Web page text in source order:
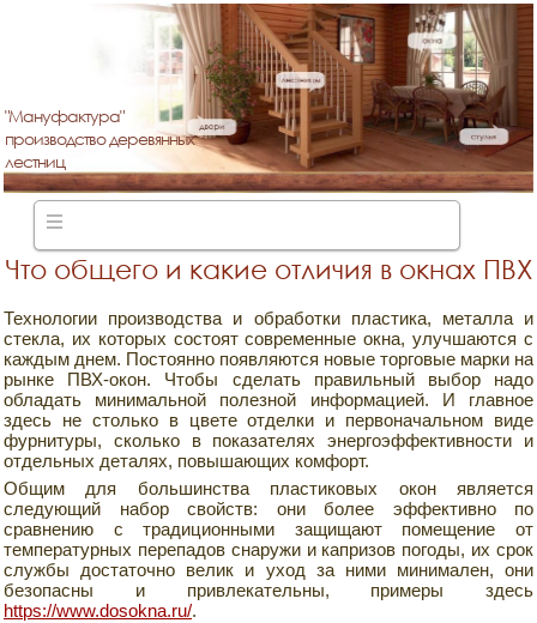
"Мануфактура"
производство деревянных
лестниц
Что общего и какие отличия в окнах ПВХ
Технологии производства и обработки пластика, металла и
стекла, их которых состоят современные окна, улучшаются с
каждым днем. Постоянно появляются новые торговые марки на
рынке ПВХ-окон. Чтобы сделать правильный выбор надо
обладать минимальной полезной информацией. И главное
здесь не столько в цвете отделки и первоначальном виде
фурнитуры, сколько в показателях энергоэффективности и
отдельных деталях, повышающих комфорт.
Общим для большинства пластиковых окон является
следующий набор свойств: они более эффективно по
сравнению с традиционными защищают помещение от
температурных перепадов снаружи и капризов погоды, их срок
службы достаточно велик и уход за ними минимален, они
безопасны и привлекательны, примеры здесь
https://www.dosokna.ru/.